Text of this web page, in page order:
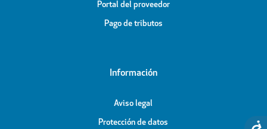
Portal del proveedor
Pago de tributos
Información
Aviso legal
Protección de datos